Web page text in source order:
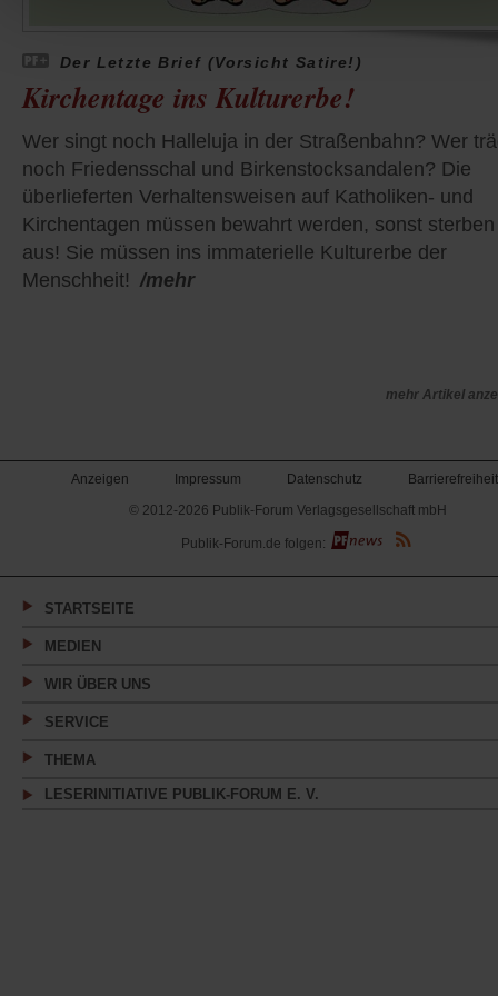
Der Letzte Brief (Vorsicht Satire!)
Kirchentage ins Kulturerbe!
Wer singt noch Halleluja in der Straßenbahn? Wer
noch Friedensschal und Birkenstocksandalen? Die
überlieferten Verhaltensweisen auf Katholiken- und
Kirchentagen müssen bewahrt werden, sonst
aus! Sie müssen ins immaterielle Kulturerbe der
Menschheit! /mehr
mehr Artikel
Anzeigen Impressum Datenschutz
Barrierefreiheit
© 2012-2026 Publik-Forum Verlagsgesellschaft mbH
(Öffnet
in
neuen
Publik-Forum.de folgen:
STARTSEITE
MEDIEN
WIR ÜBER UNS
SERVICE
THEMA
LESERINITIATIVE PUBLIK-FORUM E. V.